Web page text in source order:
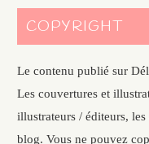
COPYRIGHT
Le contenu publié sur
Les couvertures et
illustrateurs / éditeurs,
blog. Vous ne pouvez